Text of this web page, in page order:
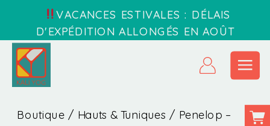
VACANCES ESTIVALES : DÉLAIS
D'EXPÉDITION ALLONGÉS EN AOÛT
Boutique / Hauts & Tuniques / Penelop –